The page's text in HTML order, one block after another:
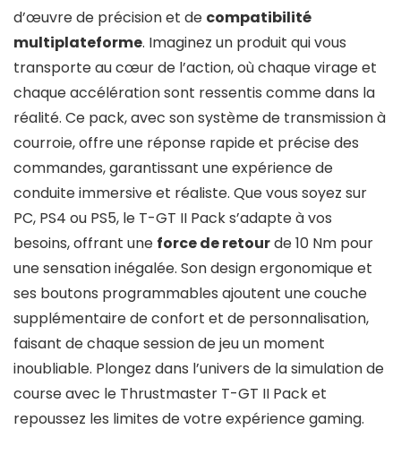
d’œuvre de précision et de compatibilité
multiplateforme. Imaginez un produit qui vous
transporte au cœur de l’action, où chaque virage et
chaque accélération sont ressentis comme dans la
réalité. Ce pack, avec son système de transmission à
courroie, offre une réponse rapide et précise des
commandes, garantissant une expérience de
conduite immersive et réaliste. Que vous soyez sur
PC, PS4 ou PS5, le T-GT II Pack s’adapte à vos
besoins, offrant une force de retourde 10 Nm pour
une sensation inégalée. Son design ergonomique et
ses boutons programmables ajoutent une couche
supplémentaire de confort et de personnalisation,
faisant de chaque session de jeu un moment
inoubliable. Plongez dans l’univers de la simulation de
course avec le Thrustmaster T-GT II Pack et
repoussez les limites de votre expérience gaming.